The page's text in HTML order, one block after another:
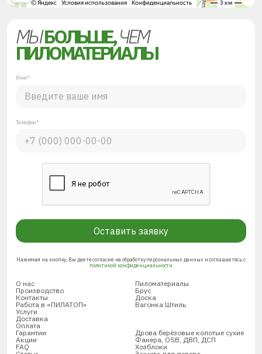
МЫБОЛЬШЕ,ЧЕМ
ПИЛОМАТЕРИАЛЫ
Имя*
Телефон*
Оставить заявку
Нажимая на кнопку, Вы даете согласие на обработку персональных данных и соглашаетесь с
политикой конфиденциальности
О нас
Производство
Контакты
Работа в «ПИЛАТОП»
Услуги
Доставка
Оплата
Гарантии
Акции
FAQ
Пиломатериалы
Брус
Доска
Вагонка Штиль
Дрова берёзовые колотые сухие
Фанера, OSB, ДВП, ДСП
Хозблоки